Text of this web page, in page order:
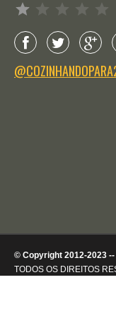
© Copyright 2012-2023
TODOS OS DIREITOS